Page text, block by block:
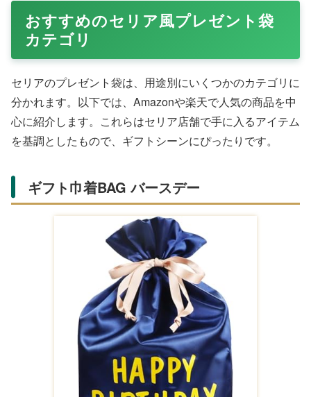
おすすめのセリア風プレゼント袋
カテゴリ
セリアのプレゼント袋は、用途別にいくつかのカテゴリに
分かれます。以下では、Amazonや楽天で人気の商品を中
心に紹介します。これらはセリア店舗で手に入るアイテム
を基調としたもので、ギフトシーンにぴったりです。
ギフト巾着BAG バースデー